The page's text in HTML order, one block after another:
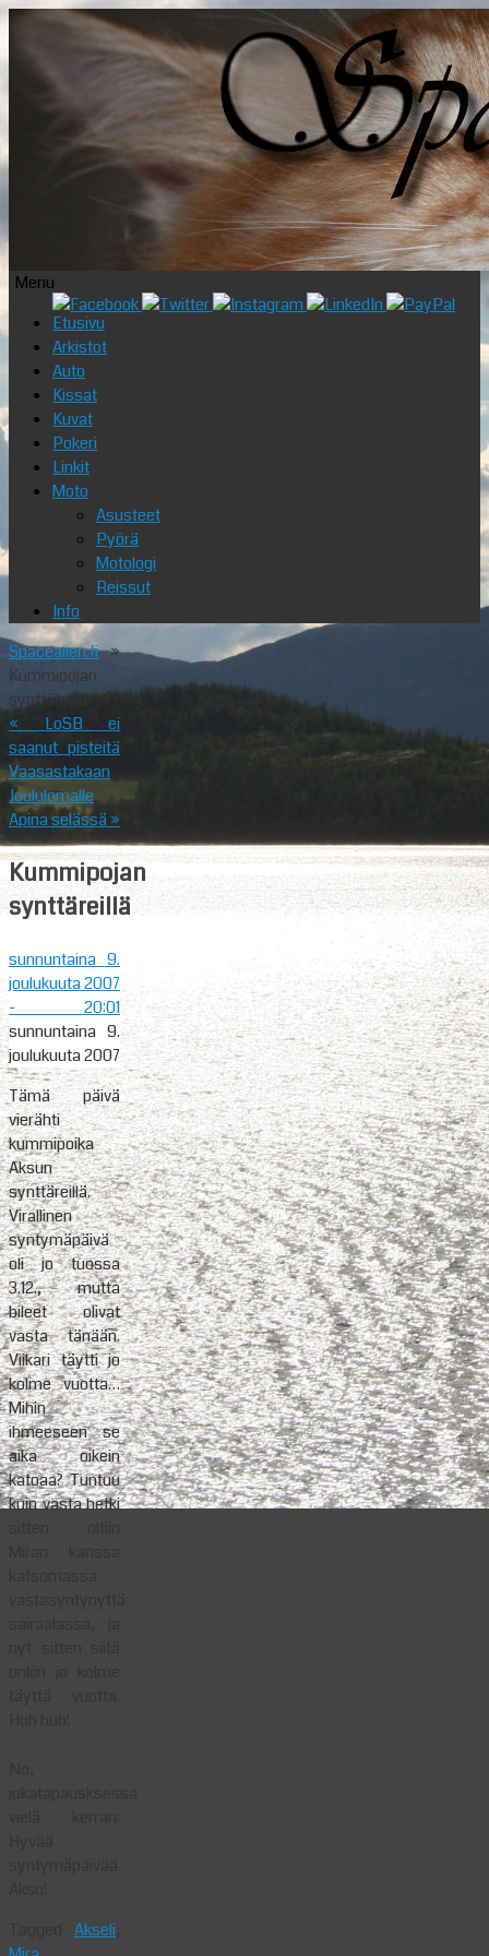
Menu
Skip
content
Etusivu
Arkistot
Auto
Kissat
Kuvat
Pokeri
Linkit
Moto
Asusteet
Pyörä
Motologi
Reissut
Info
Spacealien.fi»
Kummipojan
synttäreillä
« LoSB ei
saanut pisteitä
Vaasastakaan
Joululomalle
Apina selässä »
Kummipojan
synttäreillä
sunnuntaina 9.
joulukuuta 2007
- 20:01
sunnuntaina 9.
joulukuuta 2007
Tämä päivä
vierähti
kummipoika
Aksun
synttäreillä.
Virallinen
syntymäpäivä
oli jo tuossa
3.12., mutta
bileet olivat
vasta tänään.
Viikari täytti jo
kolme vuotta…
Mihin
ihmeeseen se
aika oikein
katoaa? Tuntuu
kuin vasta hetki
Akseli